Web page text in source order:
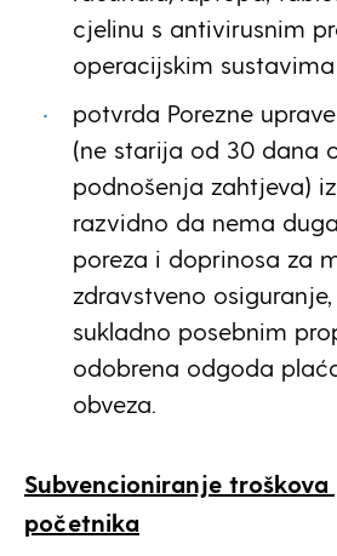
cjelinu s antivirusnim
operacijskim sustavima
potvrda Porezne
(ne starija od 30 dana
podnošenja zahtjeva)
razvidno da nema
poreza i doprinosa za
zdravstveno
sukladno posebnim
odobrena odgoda
obveza.
Subvencioniranje troškova
početnika